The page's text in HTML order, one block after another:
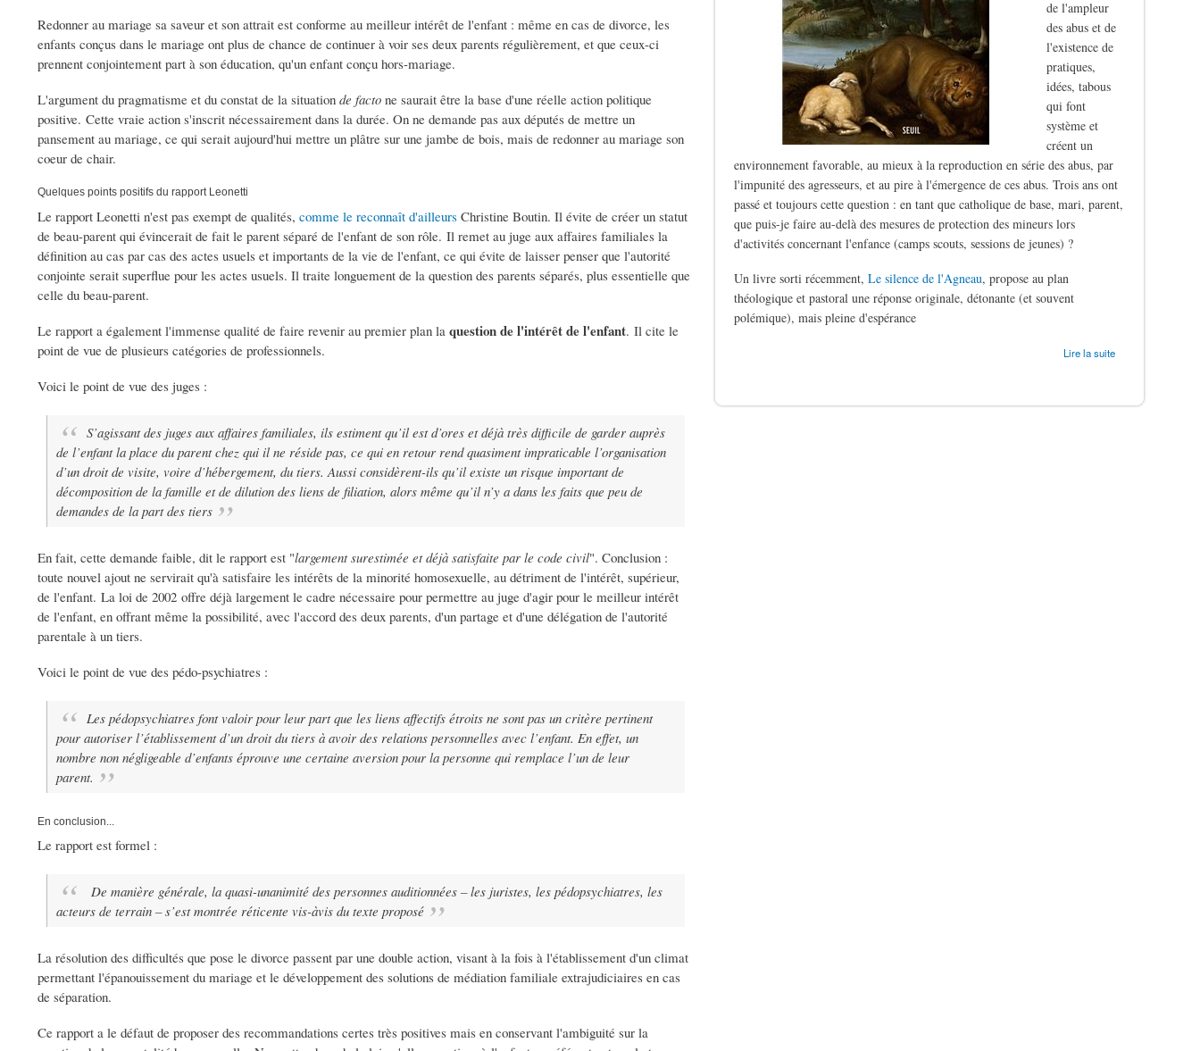
Redonner au mariage sa saveur et son attrait est conforme au meilleur intérêt de l'enfant : même en cas de divorce, les
enfants conçus dans le mariage ont plus de chance de continuer à voir ses deux parents régulièrement, et que ceux-ci
prennent conjointement part à son éducation, qu'un enfant conçu hors-mariage.
L'argument du pragmatisme et du constat de la situation de facto ne saurait être la base d'une réelle action politique
positive. Cette vraie action s'inscrit nécessairement dans la durée. On ne demande pas aux députés de mettre un
pansement au mariage, ce qui serait aujourd'hui mettre un plâtre sur une jambe de bois, mais de redonner au mariage son
coeur de chair.
Quelques points positifs du rapport Leonetti
Le rapport Leonetti n'est pas exempt de qualités, comme le reconnaît d'ailleurs Christine Boutin. Il évite de créer un statut
de beau-parent qui évincerait de fait le parent séparé de l'enfant de son rôle. Il remet au juge aux affaires familiales la
définition au cas par cas des actes usuels et importants de la vie de l'enfant, ce qui évite de laisser penser que l'autorité
conjointe serait superflue pour les actes usuels. Il traite longuement de la question des parents séparés, plus essentielle que
celle du beau-parent.
Le rapport a également l'immense qualité de faire revenir au premier plan la question de l'intérêt de l'enfant. Il cite le
point de vue de plusieurs catégories de professionnels.
Voici le point de vue des juges :
S’agissant des juges aux affaires familiales, ils estiment qu’il est d’ores et déjà très difficile de garder auprès
de l’enfant la place du parent chez qui il ne réside pas, ce qui en retour rend quasiment impraticable l’organisation
d’un droit de visite, voire d’hébergement, du tiers. Aussi considèrent-ils qu’il existe un risque important de
décomposition de la famille et de dilution des liens de filiation, alors même qu’il n’y a dans les faits que peu de
demandes de la part des tiers
En fait, cette demande faible, dit le rapport est "largement surestimée et déjà satisfaite par le code civil". Conclusion :
toute nouvel ajout ne servirait qu'à satisfaire les intérêts de la minorité homosexuelle, au détriment de l'intérêt, supérieur,
de l'enfant. La loi de 2002 offre déjà largement le cadre nécessaire pour permettre au juge d'agir pour le meilleur intérêt
de l'enfant, en offrant même la possibilité, avec l'accord des deux parents, d'un partage et d'une délégation de l'autorité
parentale à un tiers.
Voici le point de vue des pédo-psychiatres :
Les pédopsychiatres font valoir pour leur part que les liens affectifs étroits ne sont pas un critère pertinent
pour autoriser l’établissement d’un droit du tiers à avoir des relations personnelles avec l’enfant. En effet, un
nombre non négligeable d’enfants éprouve une certaine aversion pour la personne qui remplace l’un de leur
parent.
En conclusion...
Le rapport est formel :
De manière générale, la quasi-unanimité des personnes auditionnées – les juristes, les pédopsychiatres, les
acteurs de terrain – s’est montrée réticente vis-àvis du texte proposé
La résolution des difficultés que pose le divorce passent par une double action, visant à la fois à l'établissement d'un climat
permettant l'épanouissement du mariage et le développement des solutions de médiation familiale extrajudiciaires en cas
de séparation.
Ce rapport a le défaut de proposer des recommandations certes très positives mais en conservant l'ambiguité sur la
de l'ampleur
des abus et de
l'existence de
pratiques,
idées, tabous
qui font
système et
créent un
environnement favorable, au mieux à la reproduction en série des abus, par
l'impunité des agresseurs, et au pire à l'émergence de ces abus. Trois ans ont
passé et toujours cette question : en tant que catholique de base, mari, parent,
que puis-je faire au-delà des mesures de protection des mineurs lors
d'activités concernant l'enfance (camps scouts, sessions de jeunes) ?
Un livre sorti récemment,Le silence de l'Agneau, propose au plan
théologique et pastoral une réponse originale, détonante (et souvent
polémique), mais pleine d'espérance
Lire la suite